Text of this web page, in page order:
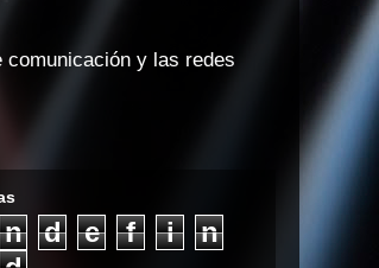
y las redes
n d e f i
n